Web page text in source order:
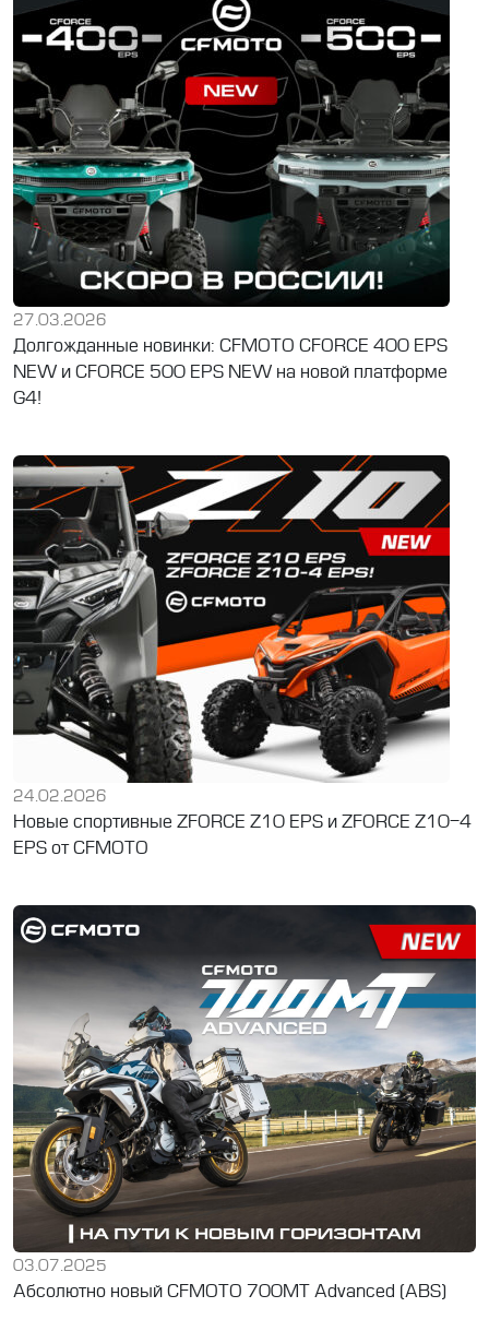
27.03.2026
Долгожданные новинки: CFMOTO CFORCE 400 EPS
NEW и CFORCE 500 EPS NEW на новой платформе
G4!
24.02.2026
Новые спортивные ZFORCE Z10 EPS и ZFORCE Z10-4
EPS от CFMOTO
03.07.2025
Абсолютно новый CFMOTO 700MT Advanced (ABS)